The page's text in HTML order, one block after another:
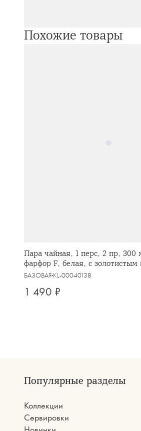
Похожие товары
Пара чайная, 1 перс, 2 пр, 300
фарфор F, белая, с золотистым
Cashmere Luxe
БАЗОВАЯ KL-00040138
1 490 ₽
Популярные разделы
Коллекции
Сервировки